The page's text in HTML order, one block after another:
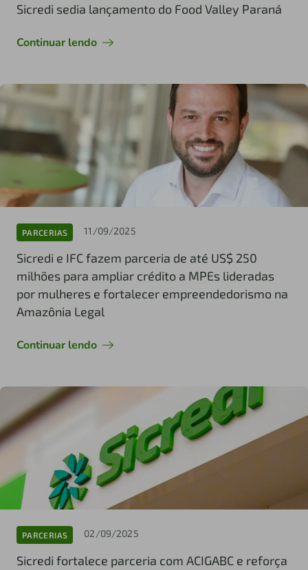
Sicredi sedia lançamento do Food Valley Paraná
Continuar lendo
PARCERIAS 11/09/2025
Sicredi e IFC fazem parceria de até US$ 250
milhões para ampliar crédito a MPEs lideradas
por mulheres e fortalecer empreendedorismo na
Amazônia Legal
Continuar lendo
PARCERIAS 02/09/2025
Sicredi fortalece parceria com ACIGABC e reforça